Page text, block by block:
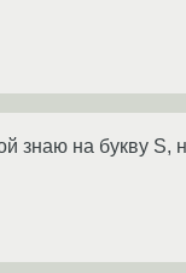
знаю на букву